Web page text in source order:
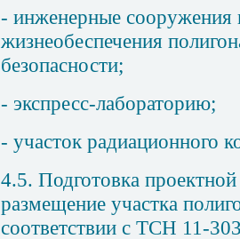
- инженерные сооружения
жизнеобеспечения
безопасности;
- экспресс-лабораторию;
- участок радиационного
4.5. Подготовка
размещение участка
соответствии с ТСН 11-